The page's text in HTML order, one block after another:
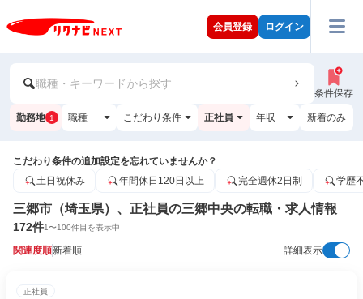
会員登録 ログイン
職種・キーワードから探す
条件保存
勤務地 1 職種 こだわり条件 正社員 年収 新着のみ
こだわり条件の追加設定を忘れていませんか？
土日祝休み
年間休日120日以上 完全週休2日制 学歴
三郷市（埼玉県）、正社員の三郷中央の転職・求人情報
172件1〜100件目を表示中
関連度順新着順 詳細表示
正社員